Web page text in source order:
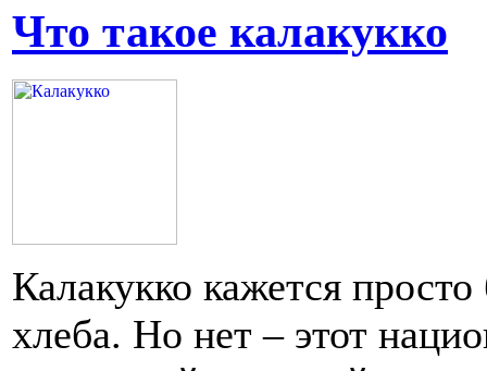
Что такое калакукко
Калакукко кажется
хлеба. Но нет – этот